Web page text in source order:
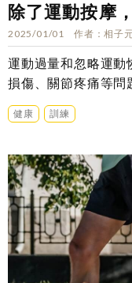
除了運動按摩
2025/01/01 作者 相子
運動過量和忽略運動
損傷、關節疼痛等問
健康問題。
健康 訓練